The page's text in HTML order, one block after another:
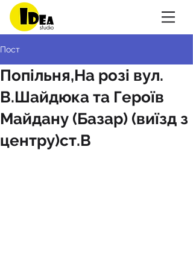
Пост
Попільня,На розі вул.
В.Шайдюка та Героїв
Майдану (Базар) (виїзд з
центру)ст.В